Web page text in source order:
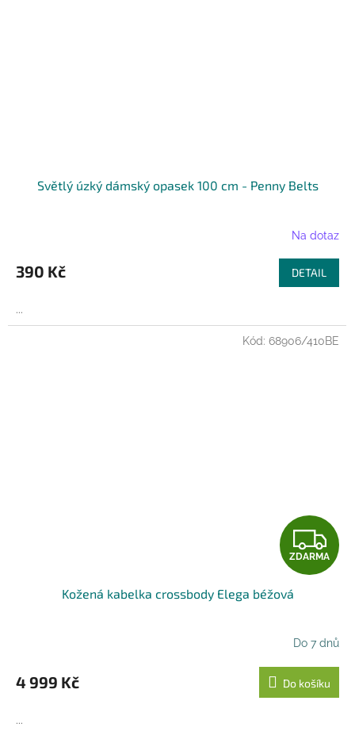
Světlý úzký dámský opasek 100 cm - Penny Belts
Na dotaz
390 Kč DETAIL
...
Z
D
R
M
A
ZDARMA
Kožená kabelka crossbody Elega béžová
Do 7 dnů
4 999 Kč Do košíku
...
Kód: 68906/410BE